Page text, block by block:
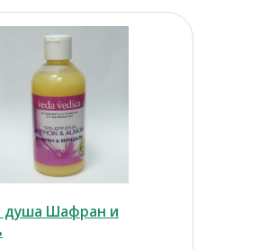
душа Шафран и